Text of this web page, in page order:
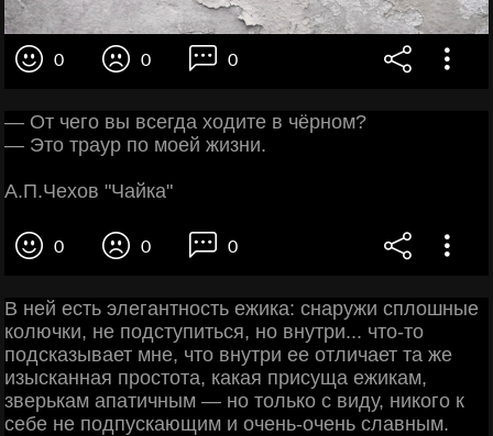
0 0 0
— От чего вы всегда ходите в чёрном?
— Это траур по моей жизни.
А.П.Чехов "Чайка"
0 0 0
В ней есть элегантность ежика: снаружи сплошные
колючки, не подступиться, но внутри... что-то
подсказывает мне, что внутри ее отличает та же
изысканная простота, какая присуща ежикам,
зверькам апатичным — но только с виду, никого к
себе не подпускающим и очень-очень славным.